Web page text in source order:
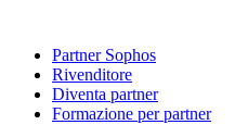
Partner Sophos
Rivenditore
Diventa partner
Formazione per partner